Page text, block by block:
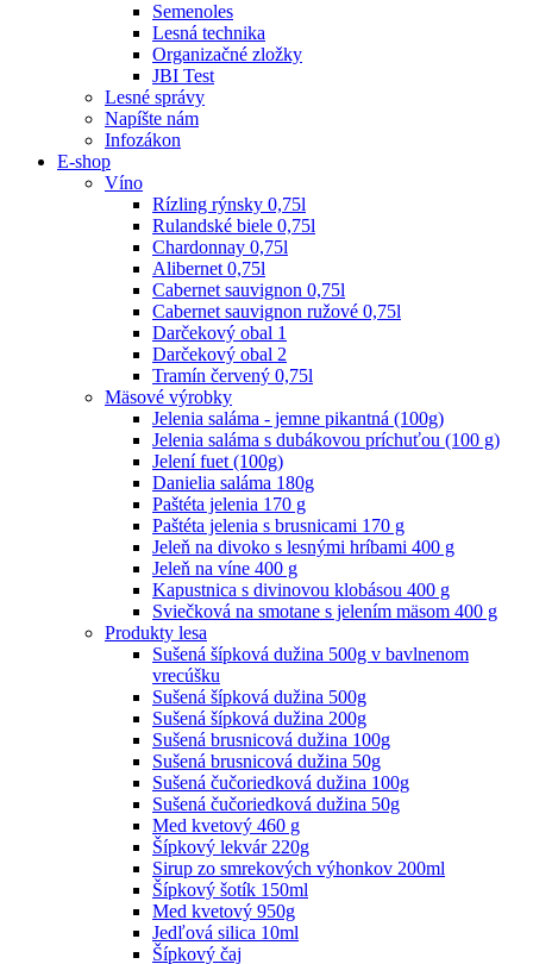
Semenoles
Lesná technika
Organizačné zložky
JBI Test
Lesné správy
Napíšte nám
Infozákon
E-shop
Víno
Rízling rýnsky 0,75l
Rulandské biele 0,75l
Chardonnay 0,75l
Alibernet 0,75l
Cabernet sauvignon 0,75l
Cabernet sauvignon ružové 0,75l
Darčekový obal 1
Darčekový obal 2
Tramín červený 0,75l
Mäsové výrobky
Jelenia saláma - jemne pikantná (100g)
Jelenia saláma s dubákovou príchuťou (100 g)
Jelení fuet (100g)
Danielia saláma 180g
Paštéta jelenia 170 g
Paštéta jelenia s brusnicami 170 g
Jeleň na divoko s lesnými hríbami 400 g
Jeleň na víne 400 g
Kapustnica s divinovou klobásou 400 g
Sviečková na smotane s jelením mäsom 400 g
Produkty lesa
Sušená šípková dužina 500g v bavlnenom
vrecúšku
Sušená šípková dužina 500g
Sušená šípková dužina 200g
Sušená brusnicová dužina 100g
Sušená brusnicová dužina 50g
Sušená čučoriedková dužina 100g
Sušená čučoriedková dužina 50g
Med kvetový 460 g
Šípkový lekvár 220g
Sirup zo smrekových výhonkov 200ml
Šípkový šotík 150ml
Med kvetový 950g
Jedľová silica 10ml
Šípkový čaj